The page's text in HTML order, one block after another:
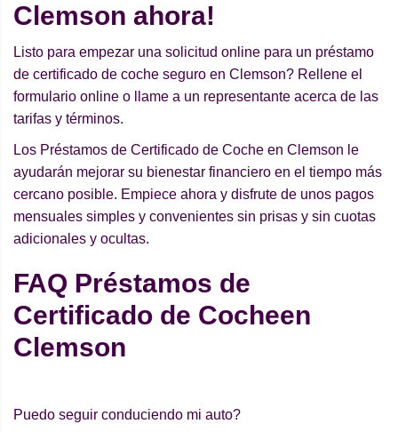
Clemson ahora!
Listo para empezar una solicitud online para un préstamo
de certificado de coche seguro en Clemson? Rellene el
formulario online o llame a un representante acerca de las
tarifas y términos.
Los Préstamos de Certificado de Coche en Clemson le
ayudarán mejorar su bienestar financiero en el tiempo más
cercano posible. Empiece ahora y disfrute de unos pagos
mensuales simples y convenientes sin prisas y sin cuotas
adicionales y ocultas.
FAQ Préstamos de
Certificado de Cocheen
Clemson
Puedo seguir conduciendo mi auto?